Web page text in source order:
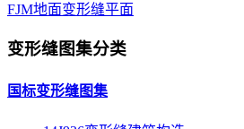
FJM地面变形缝平面
变形缝图集分类
国标变形缝图集